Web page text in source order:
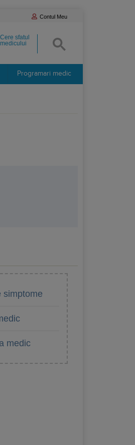
Contul Meu
Cere sfatul
medicului
Programari medic
simptome
medic